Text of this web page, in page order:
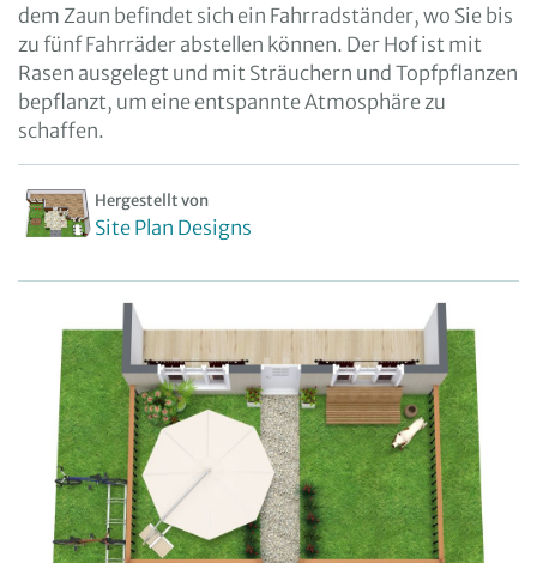
dem Zaun befindet sich ein Fahrradständer, wo Sie bis
zu fünf Fahrräder abstellen können. Der Hof ist mit
Rasen ausgelegt und mit Sträuchern und Topfpflanzen
bepflanzt, um eine entspannte Atmosphäre zu
schaffen.
Hergestellt von
Site Plan Designs